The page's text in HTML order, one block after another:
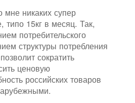
мне никаких супер
типо 15кг в месяц. Так,
потребительского
структуры потребления
сократить
ценовую
российских товаров